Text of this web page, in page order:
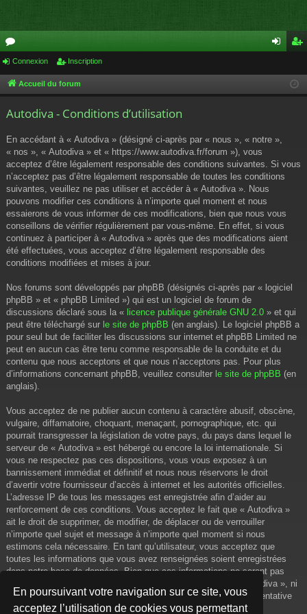
En poursuivant votre navigation sur ce site, vous
acceptez l’utilisation de cookies vous permettant
or
u cri
Connexion Inscription
Accueil du forum
Autodiva - Conditions d’utilisation
En accédant à « Autodiva » (désigné ci-après par « nous », « notre »,
« nos », « Autodiva » et « https://www.autodiva.fr/forum »), vous
acceptez d’être légalement responsable des conditions suivantes. Si vous
n’acceptez pas d’être légalement responsable de toutes les conditions
suivantes, veuillez ne pas utiliser et accéder à « Autodiva ». Nous
pouvons modifier ces conditions à n’importe quel moment et nous
essaierons de vous informer de ces modifications, bien que nous vous
conseillons de vérifier régulièrement par vous-même. En effet, si vous
continuez à participer à « Autodiva » après que des modifications aient
été effectuées, vous acceptez d’être légalement responsable des
conditions modifiées et mises à jour.
Nos forums sont développés par phpBB (désignés ci-après par « logiciel
phpBB » et « phpBB Limited ») qui est un logiciel de forum de
discussions déclaré sous la « licence publique générale GNU 2.0 » et qui
peut être téléchargé sur le site de phpBB (en anglais). Le logiciel phpBB a
pour seul but de faciliter les discussions sur internet et phpBB Limited ne
peut en aucun cas être tenu comme responsable de la conduite et du
contenu que nous acceptons et que nous n’acceptons pas. Pour plus
d’informations concernant phpBB, veuillez consulter le site de phpBB (en
anglais).
Vous acceptez de ne publier aucun contenu à caractère abusif, obscène,
vulgaire, diffamatoire, choquant, menaçant, pornographique, etc. qui
pourrait transgresser la législation de votre pays, du pays dans lequel le
serveur de « Autodiva » est hébergé ou encore la loi internationale. Si
vous ne respectez pas ces dispositions, vous vous exposez à un
bannissement immédiat et définitif et nous nous réservons le droit
d’avertir votre fournisseur d’accès à internet et les autorités officielles.
L’adresse IP de tous les messages est enregistrée afin d’aider au
renforcement de ces conditions. Vous acceptez le fait que « Autodiva »
ait le droit de supprimer, de modifier, de déplacer ou de verrouiller
n’importe quel sujet et message à n’importe quel moment si nous
estimons cela nécessaire. En tant qu’utilisateur, vous acceptez que
toutes les informations que vous avez renseignées soient enregistrées
dans notre base de données. Bien que ces informations ne seront pas
diffusées à une tierce partie sans votre consentement, ni « Autodiva », ni
phpBB, ne pourront être tenus comme responsables en cas de tentative
de piratage informatique visant à compromettre vos données.